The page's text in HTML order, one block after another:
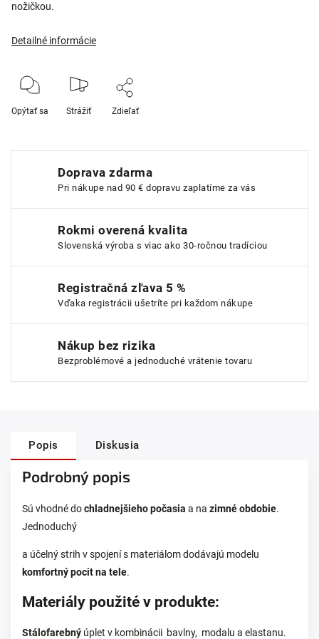
nožičkou.
Detailné informácie
Opýtať sa Strážiť Zdieľať
Doprava zdarma
Pri nákupe nad 90 € dopravu zaplatíme za vás
Rokmi overená kvalita
Slovenská výroba s viac ako 30-ročnou tradíciou
Registračná zľava 5 %
Vďaka registrácii ušetríte pri každom nákupe
Nákup bez rizika
Bezproblémové a jednoduché vrátenie tovaru
Popis Diskusia
Podrobný popis
Sú vhodné dochladnejšieho počasia a na zimné obdobie.
Jednoduchý
a účelný strih v spojení s materiálom dodávajú modelu
komfortný pocit na tele.
Materiály použité v produkte:
Stálofarebný úplet v kombinácii bavlny, modalu a elastanu.